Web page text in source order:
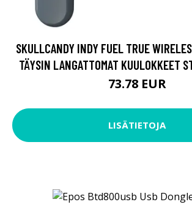
SKULLCANDY INDY FUEL TRUE
TÄYSIN LANGATTOMAT KUULOKKEET
73.78 EUR
LISÄTIETOJA